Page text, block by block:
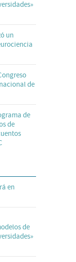
un
de
de
de
en
de